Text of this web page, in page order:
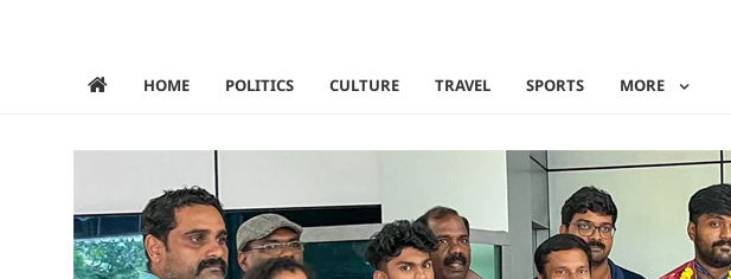
HOME POLITICS CULTURE TRAVEL SPORTS MORE